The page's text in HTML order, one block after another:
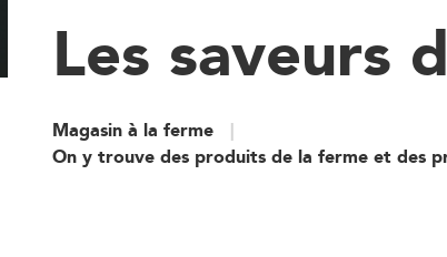
Les saveurs
Magasin à la ferme
On y trouve des produits de la ferme et des